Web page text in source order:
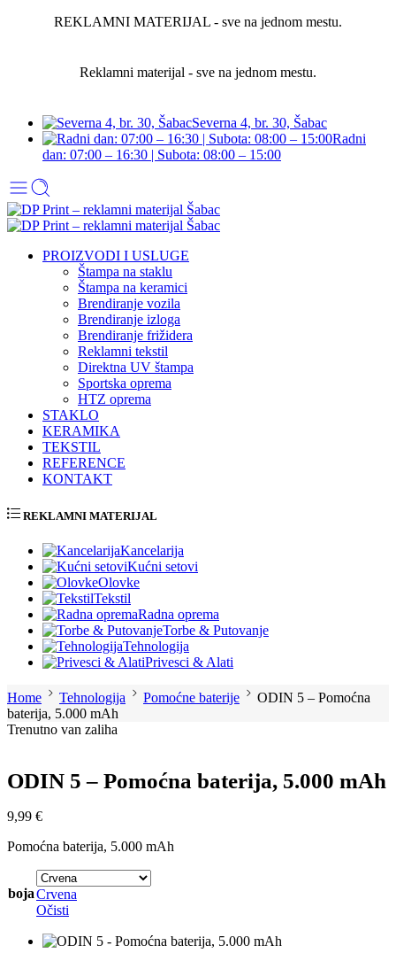
REKLAMNI MATERIJAL - sve na jednom mestu.
Reklamni materijal - sve na jednom mestu.
Severna 4, br. 30, Šabac
Radni
dan: 07:00 – 16:30 | Subota: 08:00 – 15:00
PROIZVODI I USLUGE
Štampa na staklu
Štampa na keramici
Brendiranje vozila
Brendiranje izloga
Brendiranje frižidera
Reklamni tekstil
Direktna UV štampa
Sportska oprema
HTZ oprema
STAKLO
KERAMIKA
TEKSTIL
REFERENCE
KONTAKT
REKLAMNI MATERIJAL
Kancelarija
Kućni setovi
Olovke
Tekstil
Radna oprema
Torbe & Putovanje
Tehnologija
Privesci & Alati
Home Tehnologija Pomoćne baterije
ODIN 5 – Pomoćna
baterija, 5.000 mAh
Trenutno van zaliha
ODIN 5 – Pomoćna baterija, 5.000 mAh
9,99 €
Pomoćna baterija, 5.000 mAh
bojaCrvena
Očisti